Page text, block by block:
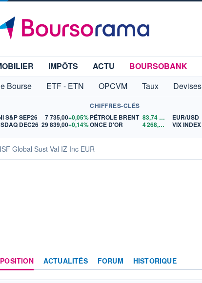
IMPÔTS ACTU
BOURSOBANK
Bourse ETF - ETN OPCVM Taux Devises
S&P SEP26 7 735,00+0,05%
DEC26 29 839,00+0,14%
CHIFFRES-CLÉS
PÉTROLE BRENT 83,74
ONCE D'OR
4 268,04 $US
EUR/USD
VIX INDEX
Global Sust Val IZ Inc EUR
ACTUALITÉS FORUM HISTORIQUE